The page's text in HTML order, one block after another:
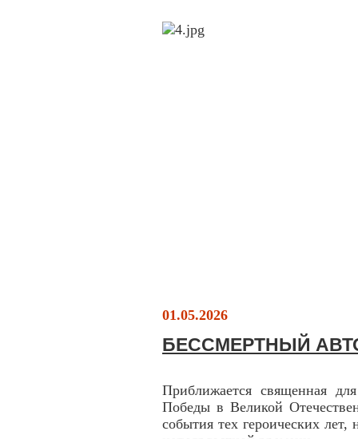
01.05.2026
БЕССМЕРТНЫЙ
Приближается священная
Победы в Великой
события тех героических лет,